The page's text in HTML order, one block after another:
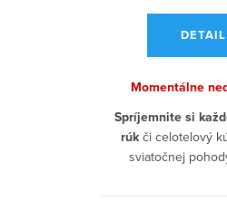
DETAIL
Momentálne
Spríjemnite si
rúkči celotelový
sviatočnej